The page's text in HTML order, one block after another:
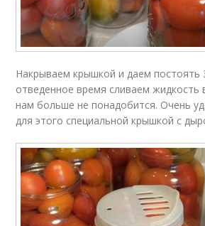
Накрываем крышкой и даем постоять
отведенное время сливаем жидкость
нам больше не понадобится. Очень
для этого специальной крышкой с